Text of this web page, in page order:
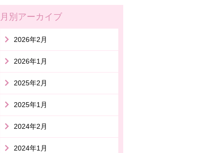
月別アーカイブ
2026年2月
2026年1月
2025年2月
2025年1月
2024年2月
2024年1月